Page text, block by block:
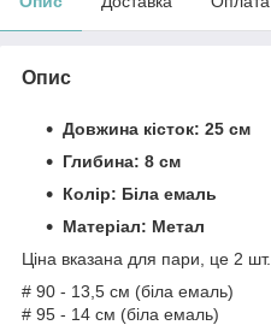
Опис
Довжина кісток: 25 см
Глибина: 8 см
Колір: Біла емаль
Матеріал: Метал
Ціна вказана для пари, це 2 шт.
# 90 - 13,5 см (біла емаль)
# 95 - 14 см (біла емаль)